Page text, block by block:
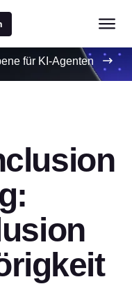
für KI-Agenten